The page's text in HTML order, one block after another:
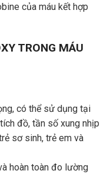
của máu kết hợp
TRONG MÁU
có thể sử dụng tại
đồ, tần số xung nhịp
sơ sinh, trẻ em và
hoàn toàn đo lường